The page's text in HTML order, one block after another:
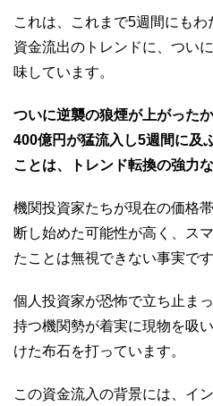
これは、これまで5週間にも
資金流出のトレンドに、つい
味しています。
ついに逆襲の狼煙が上がった
400億円が猛流入し5週間に及
ことは、トレンド転換の強力
機関投資家たちが現在の価格
断し始めた可能性が高く、ス
たことは無視できない事実です
個人投資家が恐怖で立ち止ま
持つ機関勢が着実に現物を吸
けた布石を打っています。
この資金流入の背景には、イ